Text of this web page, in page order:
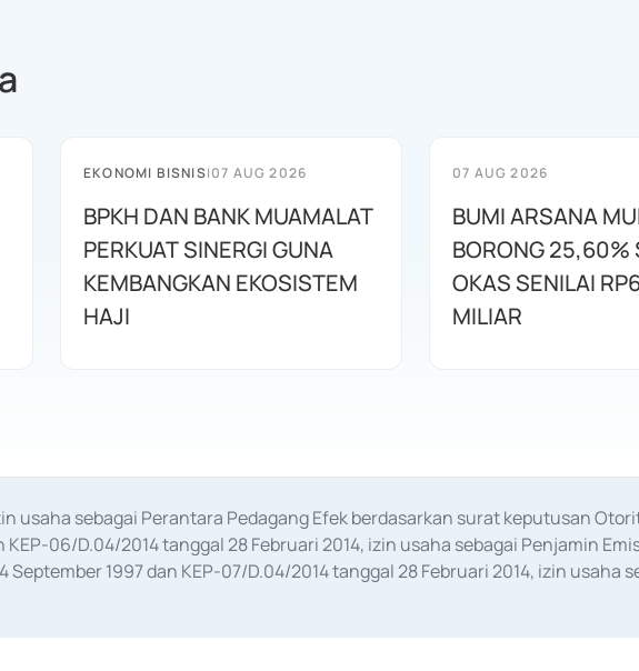
EKONOMI BISNIS|07 AUG 2026
BPKH DAN BANK MUAMALAT
PERKUAT SINERGI GUNA
KEMBANGKAN EKOSISTEM
HAJI
07 AUG 2026
BUMI ARSANA
BORONG 25,60%
OKAS SENILAI
MILIAR
usaha sebagai Perantara Pedagang Efek berdasarkan surat keputusan
KEP-06/D.04/2014 tanggal 28 Februari 2014, izin usaha sebagai Penjamin
September 1997 dan KEP-07/D.04/2014 tanggal 28 Februari 2014, izin usaha